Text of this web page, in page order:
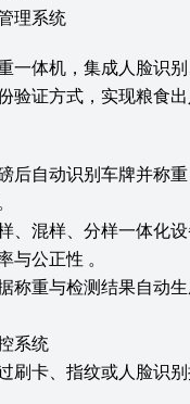
理系统
一体机‌，集成人脸识别
验证方式，实现粮食
后自动识别车牌并称
、混样、分样一体化
与公正性 。
称重与检测结果自动
系统
刷卡、指纹或人脸识